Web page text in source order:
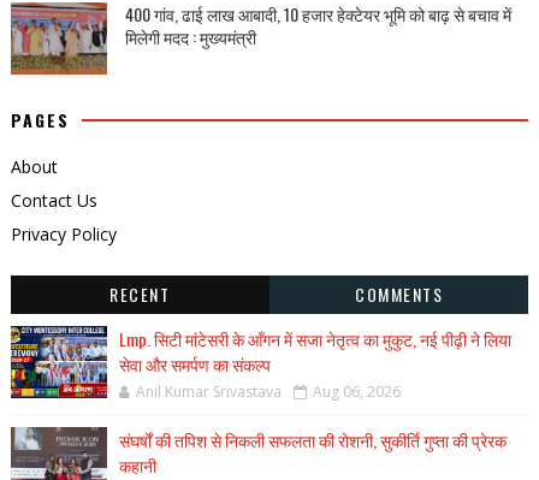
400 गांव, ढाई लाख आबादी, 10 हजार हेक्टेयर भूमि को बाढ़ से बचाव में
मिलेगी मदद : मुख्यमंत्री
PAGES
About
Contact Us
Privacy Policy
RECENT
COMMENTS
Lmp. सिटी मांटेसरी के आँगन में सजा नेतृत्व का मुकुट, नई पीढ़ी ने लिया
सेवा और समर्पण का संकल्प
Anil Kumar Srivastava Aug 06, 2026
संघर्षों की तपिश से निकली सफलता की रोशनी, सुकीर्ति गुप्ता की प्रेरक
कहानी